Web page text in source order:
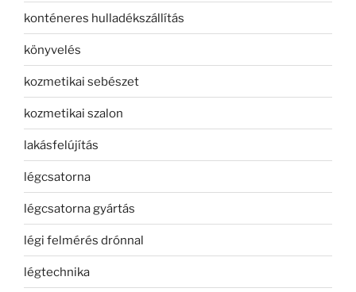
konténeres hulladékszállítás
könyvelés
kozmetikai sebészet
kozmetikai szalon
lakásfelújítás
légcsatorna
légcsatorna gyártás
légi felmérés drónnal
légtechnika